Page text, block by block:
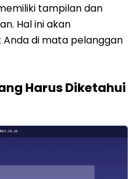
tampilan dan
Hal ini akan
di mata pelanggan
Harus Diketahui